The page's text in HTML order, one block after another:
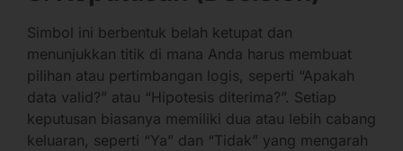
Simbol ini berbentuk belah ketupat dan
menunjukkan titik di mana Anda harus membuat
pilihan atau pertimbangan logis, seperti “Apakah
data valid?” atau “Hipotesis diterima?”. Setiap
keputusan biasanya memiliki dua atau lebih cabang
keluaran, seperti “Ya” dan “Tidak” yang mengarah